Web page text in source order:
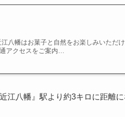
八幡はお菓子と自然をお楽しみいただけ
アクセスをご案内…
江八幡』駅より約3キロに距離に